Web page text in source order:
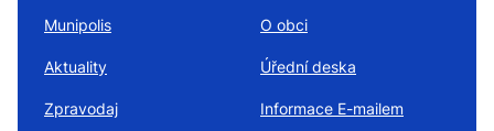
Munipolis O obci
Aktuality Úřední deska
Zpravodaj Informace E-mailem